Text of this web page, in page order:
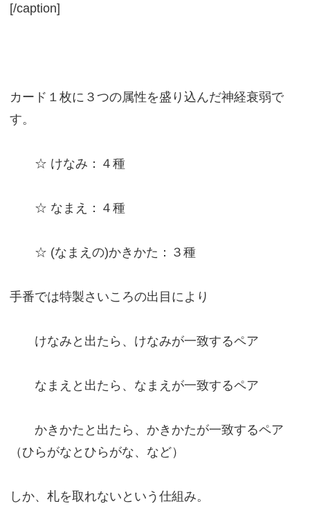
[/caption]
カード１枚に３つの属性を盛り込んだ神経衰弱で
す。
☆ けなみ：４種
☆ なまえ：４種
☆ (なまえの)かきかた：３種
手番では特製さいころの出目により
けなみと出たら、けなみが一致するペア
なまえと出たら、なまえが一致するペア
かきかたと出たら、かきかたが一致するペア
（ひらがなとひらがな、など）
しか、札を取れないという仕組み。